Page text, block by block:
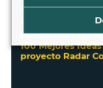
Un paso más
pediatras
Fundación
100 Mejores
proyecto Radar